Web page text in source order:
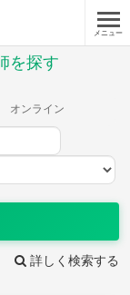
メニュー
を探す
オンライン
詳しく検索する